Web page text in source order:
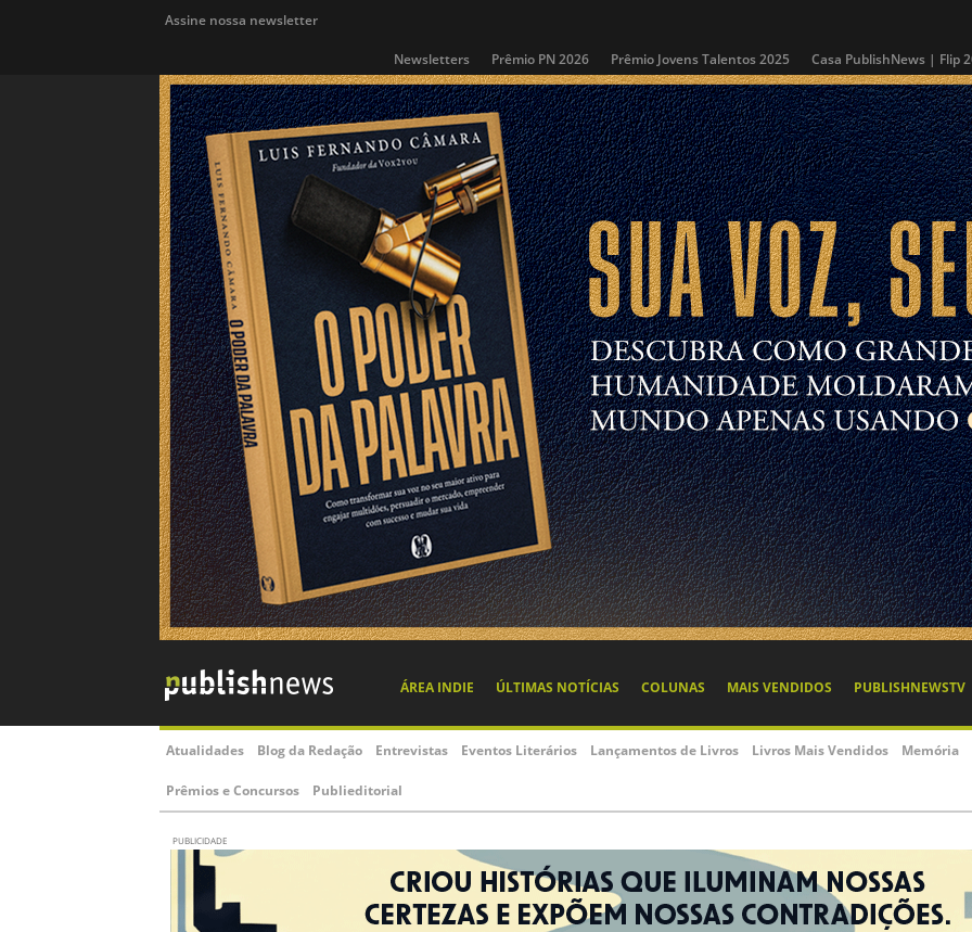
Assine nossa newsletter
Newsletters Prêmio PN 2026 Prêmio Jovens Talentos 2025 Casa PublishNews | Flip
ÁREA INDIE ÚLTIMAS NOTÍCIAS COLUNAS MAIS VENDIDOS PUBLISHNEWSTV
Atualidades Blog da Redação Entrevistas Eventos Literários Lançamentos de Livros Livros Mais Vendidos Memória
Prêmios e Concursos Publieditorial
PUBLICIDADE